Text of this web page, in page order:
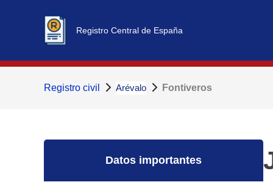
Registro Central de España
Registro civil Arévalo Fontiveros
Datos importantes